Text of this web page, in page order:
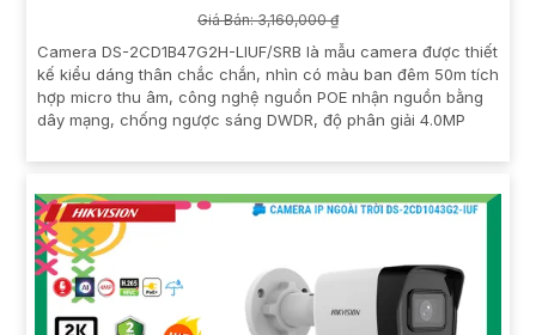
Giá Bán: 3,160,000 ₫
Camera DS-2CD1B47G2H-LIUF/SRB là mẫu camera được thiết
kế kiểu dáng thân chắc chắn, nhìn có màu ban đêm 50m tích
hợp micro thu âm, công nghệ nguồn POE nhận nguồn bằng
dây mạng, chống ngược sáng DWDR, độ phân giải 4.0MP